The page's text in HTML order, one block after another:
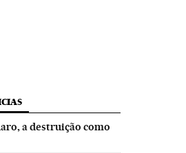
a destruição como